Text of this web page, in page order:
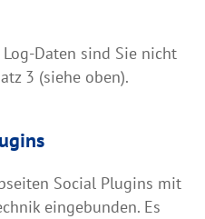
Daten sind Sie nicht
3 (siehe oben).
Social Plugins mit
eingebunden. Es